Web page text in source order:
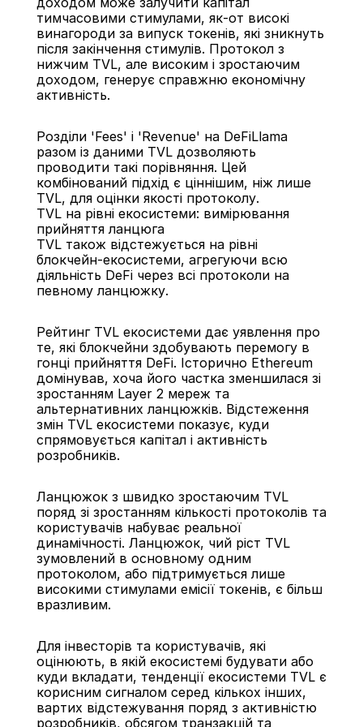
тимчасовими стимулами, як-от високі
винагороди за випуск токенів, які зникнуть
після закінчення стимулів. Протокол з
нижчим TVL, але високим і зростаючим
доходом, генерує справжню економічну
активність.
Розділи 'Fees' і 'Revenue' на DeFiLlama
разом із даними TVL дозволяють
проводити такі порівняння. Цей
комбінований підхід є ціннішим, ніж лише
TVL, для оцінки якості протоколу.
TVL на рівні екосистеми: вимірювання
прийняття ланцюга
TVL також відстежується на рівні
блокчейн-екосистеми, агрегуючи всю
діяльність DeFi через всі протоколи на
певному ланцюжку.
Рейтинг TVL екосистеми дає уявлення про
те, які блокчейни здобувають перемогу в
гонці прийняття DeFi. Історично Ethereum
домінував, хоча його частка зменшилася зі
зростанням Layer 2 мереж та
альтернативних ланцюжків. Відстеження
змін TVL екосистеми показує, куди
спрямовується капітал і активність
розробників.
Ланцюжок з швидко зростаючим TVL
поряд зі зростанням кількості протоколів та
користувачів набуває реальної
динамічності. Ланцюжок, чий ріст TVL
зумовлений в основному одним
протоколом, або підтримується лише
високими стимулами емісії токенів, є більш
вразливим.
Для інвесторів та користувачів, які
оцінюють, в якій екосистемі будувати або
куди вкладати, тенденції екосистеми TVL є
корисним сигналом серед кількох інших,
вартих відстежування поряд з активністю
розробників, обсягом транзакцій та